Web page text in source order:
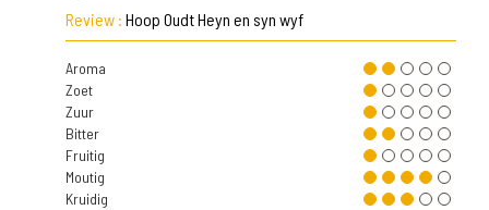
Review : Hoop Oudt Heyn en syn wyf
Aroma
Zoet
Zuur
Bitter
Fruitig
Moutig
Kruidig